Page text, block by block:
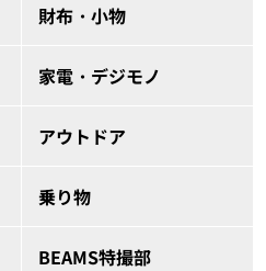
財布・小物
家電・デジモノ
アウトドア
乗り物
BEAMS特撮部